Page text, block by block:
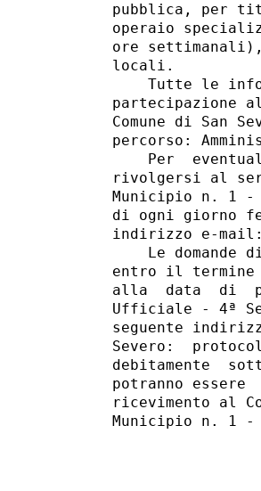
pubblica, per
operaio
ore settimanali),
locali.
Tutte le
partecipazione
Comune di San
percorso:
Per
rivolgersi al
Municipio n. 1 -
di ogni giorno
indirizzo e-mail:
Le domande
entro il termine
alla  data  di
Ufficiale - 4ª
seguente
Severo:
debitamente
potranno
ricevimento al
Municipio n. 1 -